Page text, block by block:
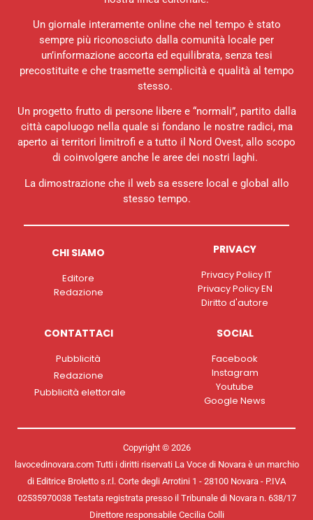
Un giornale interamente online che nel tempo è stato
sempre più riconosciuto dalla comunità locale per
un’informazione accorta ed equilibrata, senza tesi
precostituite e che trasmette semplicità e qualità al tempo
stesso.
Un progetto frutto di persone libere e “normali”, partito dalla
città capoluogo nella quale si fondano le nostre radici, ma
aperto ai territori limitrofi e a tutto il Nord Ovest, allo scopo
di coinvolgere anche le aree dei nostri laghi.
La dimostrazione che il web sa essere local e global allo
stesso tempo.
CHI SIAMO
Editore
Redazione
PRIVACY
Privacy Policy IT
Privacy Policy EN
Diritto d'autore
CONTATTACI
Pubblicità
Redazione
Pubblicità elettorale
SOCIAL
Facebook
Instagram
Youtube
Google News
Copyright © 2026
lavocedinovara.com Tutti i diritti riservati La Voce di Novara è un marchio
di Editrice Broletto s.r.l. Corte degli Arrotini 1 - 28100 Novara - P.IVA
02535970038 Testata registrata presso il Tribunale di Novara n. 638/17
Direttore responsabile Cecilia Colli